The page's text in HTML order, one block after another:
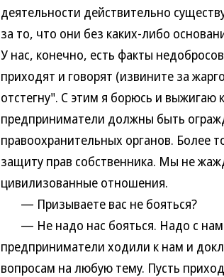
деятельности действительно
за то, что они без каких-либо
У нас, конечно, есть факты
приходят и говорят (извините за
отстегну". С этим я борюсь и
предприниматели должны быть
правоохранительных органов. Более
защиту прав собственника. Мы не
цивилизованные отношения.
— Призываете вас не бояться?
— Не надо нас бояться. Надо с
предприниматели ходили к нам и
вопросам на любую тему. Пусть